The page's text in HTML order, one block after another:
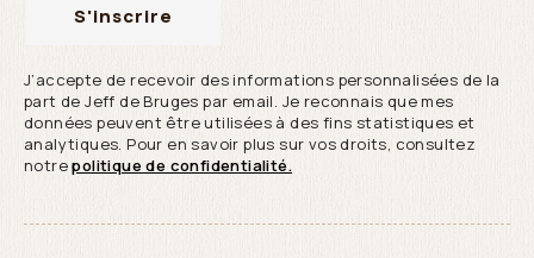
S'inscrire
J’accepte de recevoir des informations personnalisées de la
part de Jeff de Bruges par email. Je reconnais que mes
données peuvent être utilisées à des fins statistiques et
analytiques. Pour en savoir plus sur vos droits, consultez
notrepolitique de confidentialité.